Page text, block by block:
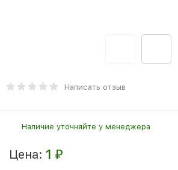
Написать отзыв
Наличие уточняйте у менеджера
Цена: 1 ₽